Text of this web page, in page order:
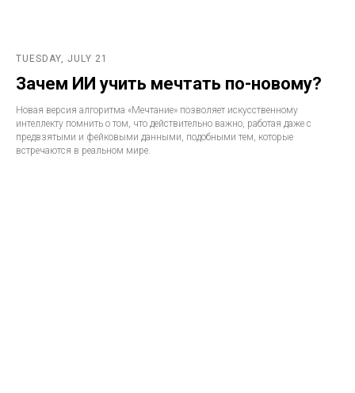
TUESDAY, JULY 21
Зачем ИИ учить мечтать по-новому?
Новая версия алгоритма «Мечтание» позволяет искусственному
интеллекту помнить о том, что действительно важно, работая даже с
предвзятыми и фейковыми данными, подобными тем, которые
встречаются в реальном мире.